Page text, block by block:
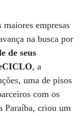
maiores empresas
na busca por
de seus
, a
uma de pisos
com os
Paraíba, criou um